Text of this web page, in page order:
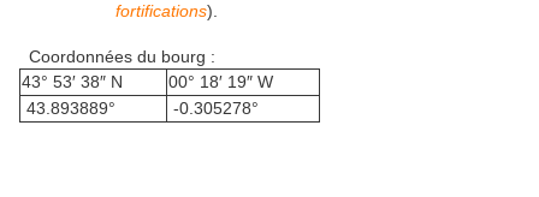
fortifications).
Coordonnées du bourg :
43° 53′ 38″ N
00° 18′ 19″ W
43.893889°
-0.305278°